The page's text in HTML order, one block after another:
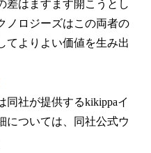
差はますます開こうとし
ノロジーズはこの両者の
てよりよい価値を生み出
社が提供するkikippaイ
については、同社公式ウ